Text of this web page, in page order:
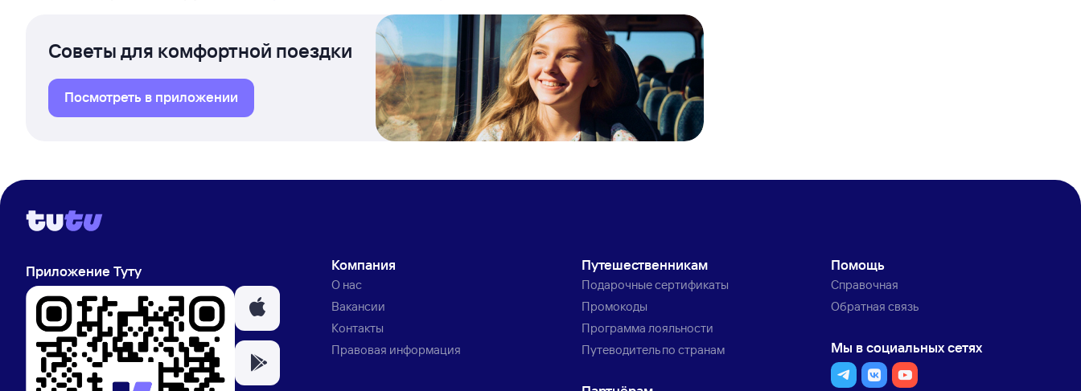
Советы для комфортной поездки
Посмотреть в приложении
Приложение Туту Компания
О нас
Вакансии
Контакты
Правовая информация
Путешественникам
Подарочные сертификаты
Промокоды
Программа лояльности
Путеводитель по странам
Помощь
Справочная
Обратная связь
Мы в социальных сетях